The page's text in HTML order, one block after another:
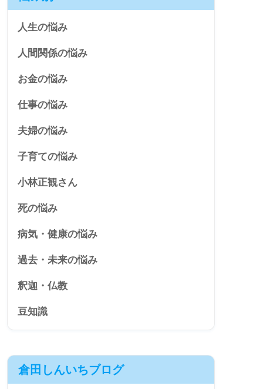
人生の悩み
人間関係の悩み
お金の悩み
仕事の悩み
夫婦の悩み
子育ての悩み
小林正観さん
死の悩み
病気・健康の悩み
過去・未来の悩み
釈迦・仏教
豆知識
倉田しんいちブログ